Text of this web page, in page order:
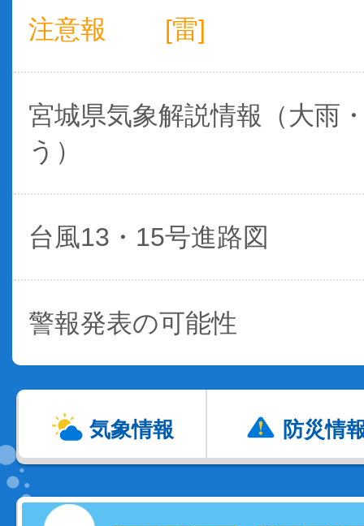
注意報 [雷]
宮城県気象解説情報（大雨
う）
台風13・15号進路図
警報発表の可能性
気象情報 防災情